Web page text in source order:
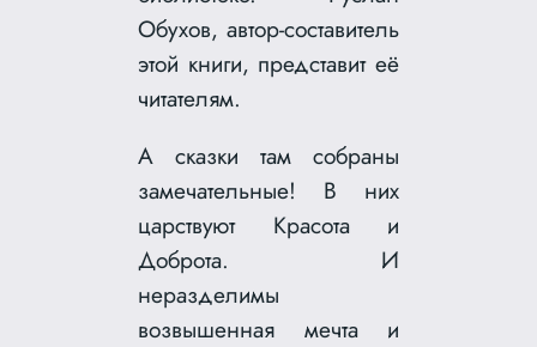
Обухов, автор-составитель
этой книги, представит её
читателям.
А сказки там собраны
замечательные! В них
царствуют Красота и
Доброта. И
неразделимы
возвышенная мечта и